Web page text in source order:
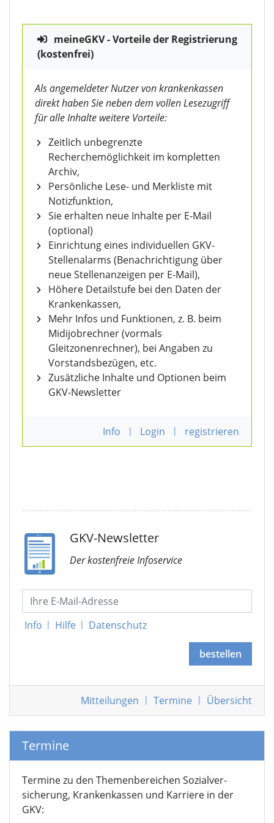
meineGKV - Vorteile der Registrierung
(kostenfrei)
Als angemeldeter Nutzer von krankenkassen
direkt haben Sie neben dem vollen Lesezugriff
für alle Inhalte weitere Vorteile:
Zeitlich unbegrenzte
Recherchemöglichkeit im kompletten
Archiv,
Persönliche Lese- und Merkliste mit
Notizfunktion,
Sie erhalten neue Inhalte per E-Mail
(optional)
Einrichtung eines individuellen GKV-
Stellenalarms (Benachrichtigung über
neue Stellenanzeigen per E-Mail),
Höhere Detailstufe bei den Daten der
Krankenkassen,
Mehr Infos und Funktionen, z. B. beim
Midijobrechner (vormals
Gleitzonenrechner), bei Angaben zu
Vorstandsbezügen, etc.
Zusätzliche Inhalte und Optionen beim
GKV-Newsletter
Info | Login | registrieren
GKV-Newsletter
Der kostenfreie Infoservice
Info | Hilfe | Datenschutz
bestellen
Mitteilungen | Termine | Übersicht
Termine
Termine zu den Themen­bereichen Sozialver­
sicherung, Krankenkassen und Karriere in der
GKV: